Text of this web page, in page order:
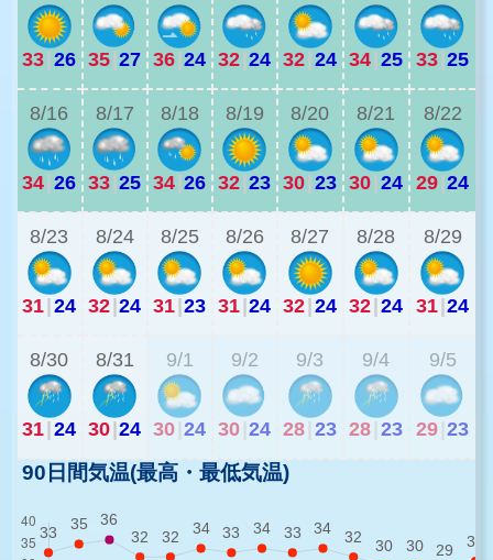
33|26 35|27 36|24 32|24 32|24 34|25 33|25
8/16
34|26
8/17
33|25
8/18
34|26
8/19
32|23
8/20
30|23
8/21
30|24
8/22
29|24
8/23
31|24
8/24
32|24
8/25
31|23
8/26
31|24
8/27
32|24
8/28
32|24
8/29
31|24
8/30
31|24
8/31
30|24
9/1
30 24
9/2
30 24
9/3
28 23
9/4
28 23
9/5
29 23
90日間気温(最高・最低気温)